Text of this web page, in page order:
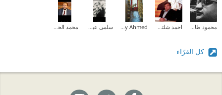
كل القرّاء